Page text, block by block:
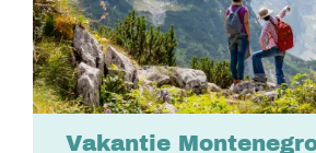
Vakantie